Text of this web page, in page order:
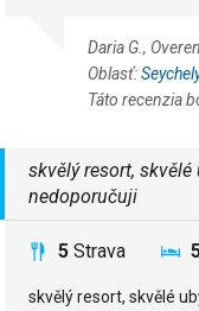
Daria G.,
Oblasť:Seychely
Táto recenzia
skvělý resort,
nedoporučuji
5 Strava
skvělý resort, skvělé